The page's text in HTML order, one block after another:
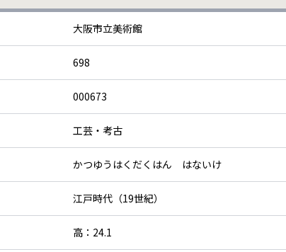
大阪市立美術館
698
000673
工芸・考古
かつゆうはくだくはん はないけ
江戸時代（19世紀）
高：24.1